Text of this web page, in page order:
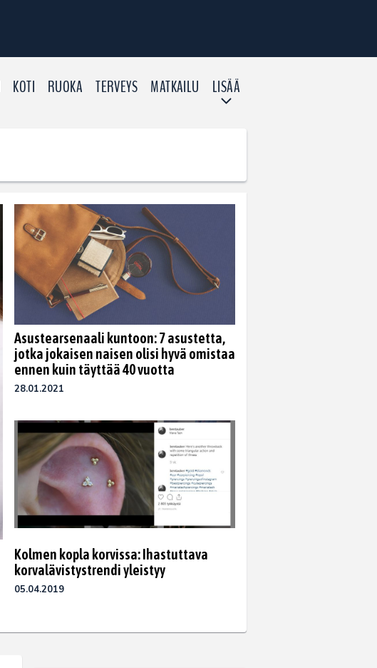
KOTI RUOKA TERVEYS MATKAILU LISÄÄ
Asustearsenaali kuntoon: 7 asustetta,
jotka jokaisen naisen olisi hyvä omistaa
ennen kuin täyttää 40 vuotta
28.01.2021
Kolmen kopla korvissa: Ihastuttava
korvalävistystrendi yleistyy
05.04.2019